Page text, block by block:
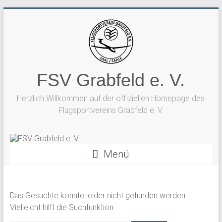
FSV Grabfeld e. V.
Herzlich Willkommen auf der offiziellen Homepage des
Flugsportvereins Grabfeld e. V.
Menü
Das Gesuchte konnte leider nicht gefunden werden.
Vielleicht hilft die Suchfunktion.